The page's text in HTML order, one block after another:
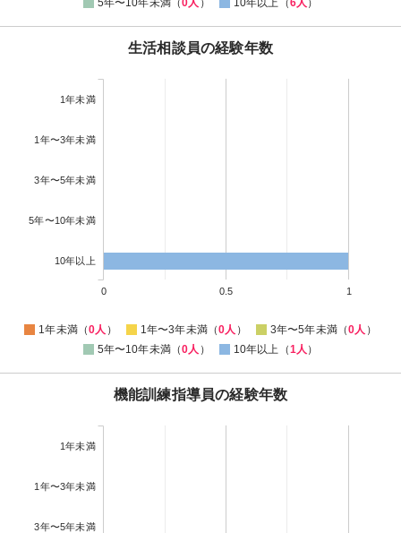
5年〜10年未満（0人 ） 10年以上（6人 ）
生活相談員の経験年数
1年未満
1年〜3年未満
3年〜5年未満
5年〜10年未満
10年以上
0 0.5 1
1年未満（0人 ） 1年〜3年未満（0人 ） 3年〜5年未満（0人 ）
5年〜10年未満（0人 ） 10年以上（1人 ）
機能訓練指導員の経験年数
1年未満
1年〜3年未満
3年〜5年未満